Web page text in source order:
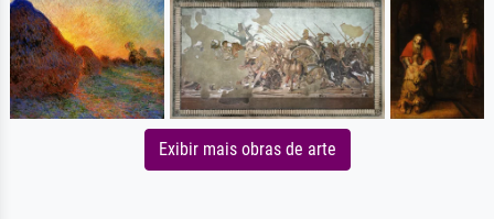
Exibir mais obras de arte